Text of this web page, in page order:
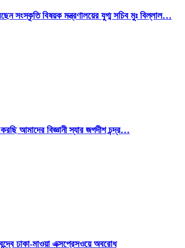
সংস্কৃতি বিষয়ক মন্ত্রণালয়ের যুগ্ম সচিব মুঃ বিল্লাল…
আমাদের বিজ্ঞানী স্যার জগদীশ চন্দ্র…
ঢাকা-মাওয়া এক্সপ্রেসওয়ে অবরোধ